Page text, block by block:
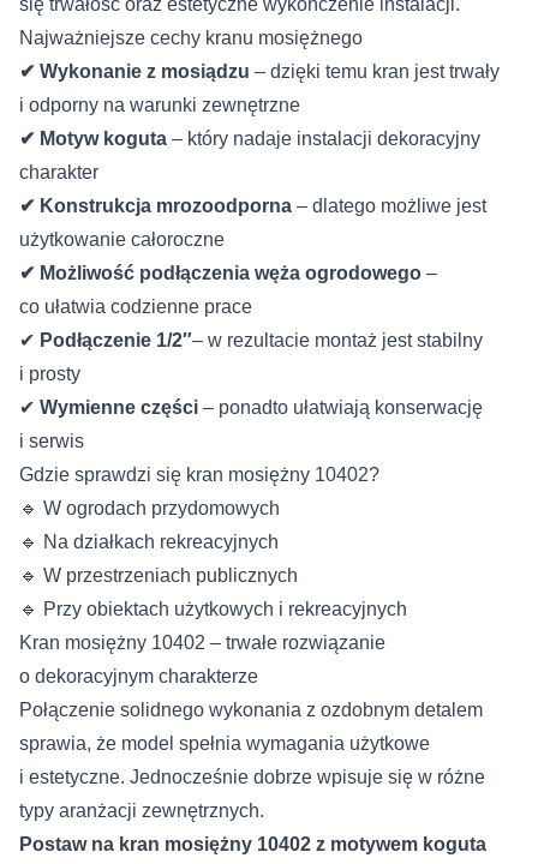
się trwałość oraz estetyczne wykończenie instalacji.
Najważniejsze cechy kranu mosiężnego
✔ Wykonanie z mosiądzu – dzięki temu kran jest trwały
i odporny na warunki zewnętrzne
✔ Motyw koguta – który nadaje instalacji dekoracyjny
charakter
✔ Konstrukcja mrozoodporna – dlatego możliwe jest
użytkowanie całoroczne
✔ Możliwość podłączenia węża ogrodowego –
co ułatwia codzienne prace
✔ Podłączenie 1/2″– w rezultacie montaż jest stabilny
i prosty
✔ Wymienne części – ponadto ułatwiają konserwację
i serwis
Gdzie sprawdzi się kran mosiężny 10402?
🔹 W ogrodach przydomowych
🔹 Na działkach rekreacyjnych
🔹 W przestrzeniach publicznych
🔹 Przy obiektach użytkowych i rekreacyjnych
Kran mosiężny 10402 – trwałe rozwiązanie
o dekoracyjnym charakterze
Połączenie solidnego wykonania z ozdobnym detalem
sprawia, że model spełnia wymagania użytkowe
i estetyczne. Jednocześnie dobrze wpisuje się w różne
typy aranżacji zewnętrznych.
Postaw na kran mosiężny 10402 z motywem koguta